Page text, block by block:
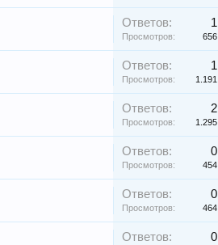
Ответов: 1
Просмотров: 656
Ответов: 1
Просмотров: 1.191
Ответов: 2
Просмотров: 1.295
Ответов: 0
Просмотров: 454
Ответов: 0
Просмотров: 464
Ответов: 0